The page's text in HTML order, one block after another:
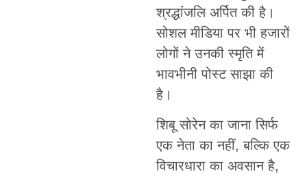
श्रद्धांजलि अर्पित की है।
सोशल मीडिया पर भी हजारों
लोगों ने उनकी स्मृति में
भावभीनी पोस्ट साझा की
है।
शिबू सोरेन का जाना सिर्फ
एक नेता का नहीं, बल्कि एक
विचारधारा का अवसान है,